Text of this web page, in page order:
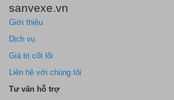
sanvexe.vn
Giới thiệu
Dịch vụ
Giá trị cốt lõi
Liên hệ với chúng tôi
Tư vấn hỗ trợ